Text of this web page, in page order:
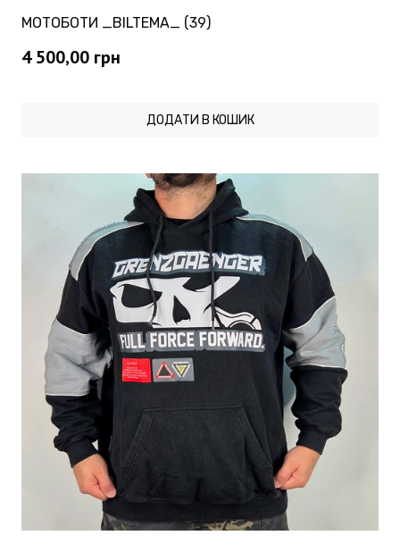
МОТОБОТИ _BILTEMA_ (39)
4 500,00 грн
ДОДАТИ В КОШИК